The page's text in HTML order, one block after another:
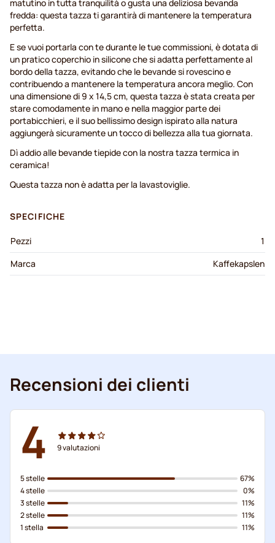
matutino in tutta tranquilità o gusta una deliziosa bevanda
fredda: questa tazza ti garantirà di mantenere la temperatura
perfetta.
E se vuoi portarla con te durante le tue commissioni, è dotata di
un pratico coperchio in silicone che si adatta perfettamente al
bordo della tazza, evitando che le bevande si rovescino e
contribuendo a mantenere la temperatura ancora meglio. Con
una dimensione di 9 x 14,5 cm, questa tazza è stata creata per
stare comodamente in mano e nella maggior parte dei
portabicchieri, e il suo bellissimo design ispirato alla natura
aggiungerà sicuramente un tocco di bellezza alla tua giornata.
Dì addio alle bevande tiepide con la nostra tazza termica in
ceramica!
Questa tazza non è adatta per la lavastoviglie.
SPECIFICHE
Pezzi
1
Marca
Kaffekapslen
Recensioni dei clienti
4 9valutazioni
5 stelle
4 stelle
3 stelle
2 stelle
1 stella
67%
0%
11%
11%
11%